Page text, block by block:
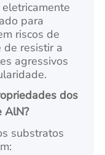
para
riscos de
de resistir a
agressivos
dos
AlN?
substratos